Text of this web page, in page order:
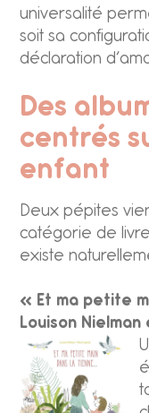
universalité
soit sa
déclaration
Des
centrés
enfant
Deux pépites
catégorie de
existe
« Et ma petite
Louison